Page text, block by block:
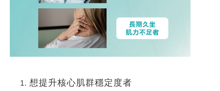
想提升核心肌群穩定度者